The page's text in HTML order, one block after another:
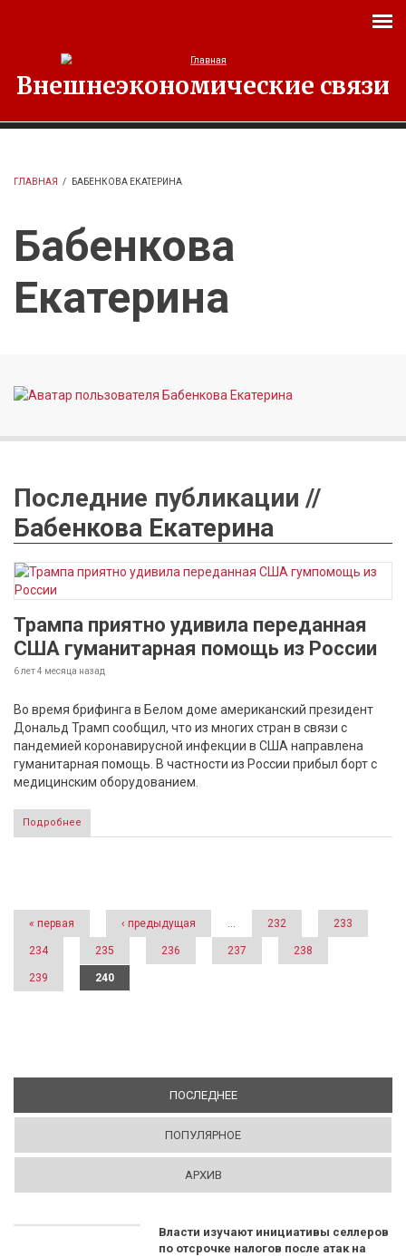
Внешнеэкономические связи
ГЛАВНАЯ / БАБЕНКОВА ЕКАТЕРИНА
Бабенкова
Екатерина
Последние публикации //
Бабенкова Екатерина
Трампа приятно удивила переданная
США гуманитарная помощь из России
6 лет 4 месяца назад
Во время брифинга в Белом доме американский президент
Дональд Трамп сообщил, что из многих стран в связи с
пандемией коронавирусной инфекции в США направлена
гуманитарная помощь. В частности из России прибыл борт с
медицинским оборудованием.
Подробнее
Страницы
« первая ‹ предыдущая … 232 233
234 235 236 237 238
239 240
ПОСЛЕДНЕЕ(АКТИВНАЯ ВКЛАДКА)
ПОПУЛЯРНОЕ
АРХИВ
Власти изучают инициативы селлеров
по отсрочке налогов после атак на